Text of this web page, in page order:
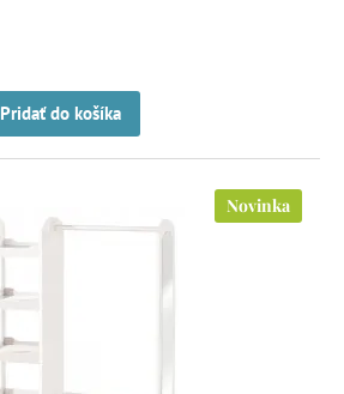
Pridať do košíka
Novinka